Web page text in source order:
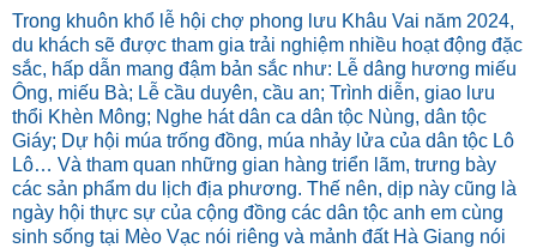
Trong khuôn khổ lễ hội chợ phong lưu Khâu Vai năm 2024,
du khách sẽ được tham gia trải nghiệm nhiều hoạt động đặc
sắc, hấp dẫn mang đậm bản sắc như: Lễ dâng hương miếu
Ông, miếu Bà; Lễ cầu duyên, cầu an; Trình diễn, giao lưu
thổi Khèn Mông; Nghe hát dân ca dân tộc Nùng, dân tộc
Giáy; Dự hội múa trống đồng, múa nhảy lửa của dân tộc Lô
Lô… Và tham quan những gian hàng triển lãm, trưng bày
các sản phẩm du lịch địa phương. Thế nên, dịp này cũng là
ngày hội thực sự của cộng đồng các dân tộc anh em cùng
sinh sống tại Mèo Vạc nói riêng và mảnh đất Hà Giang nói